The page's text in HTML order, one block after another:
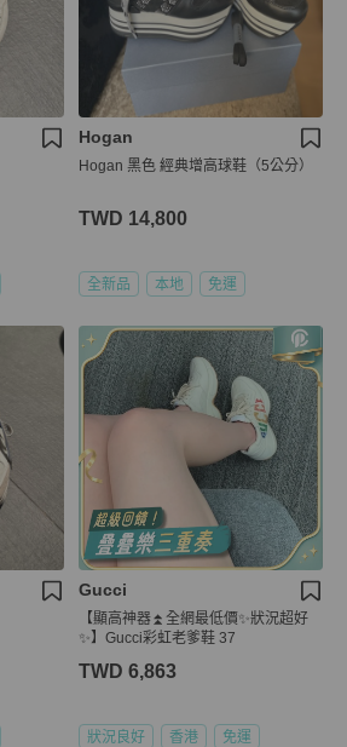
Hogan
Hogan 黑色 經典增高球鞋（5公分）
TWD 14,800
全新品 本地 免運
Gucci
【顯高神器⏫️全網最低價✨狀況超好
✨】Gucci彩虹老爹鞋 37
TWD 6,863
狀況良好 香港 免運